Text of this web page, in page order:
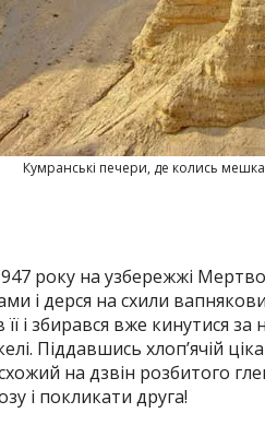
Кумранські печери, де колись
року на узбережжі
і дерся на схили
і збирався вже кинутися
Піддавшись хлоп’ячій
на дзвін розбитого
і покликати друга!